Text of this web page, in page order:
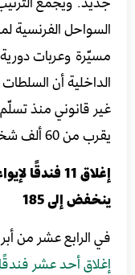
السواحل الفرنسية
مسيّرة وعربات
غير قانوني منذ
يقرب من 60 ألف شخص لا حق لهم في البقاء.
إغلاق 11
ينخفض إلى 185
في الرابع عشر من
إغلاق أحد عشر فندقًا